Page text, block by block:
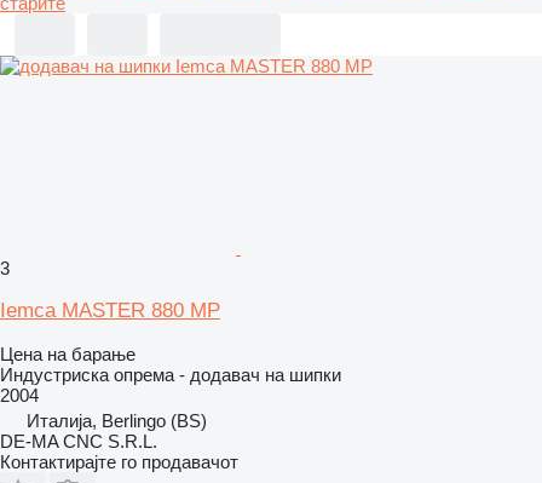
3
Iemca MASTER 880 MP
Цена на барање
Индустриска опрема - додавач на шипки
2004
Италија, Berlingo (BS)
DE-MA CNC S.R.L.
Контактирајте го продавачот